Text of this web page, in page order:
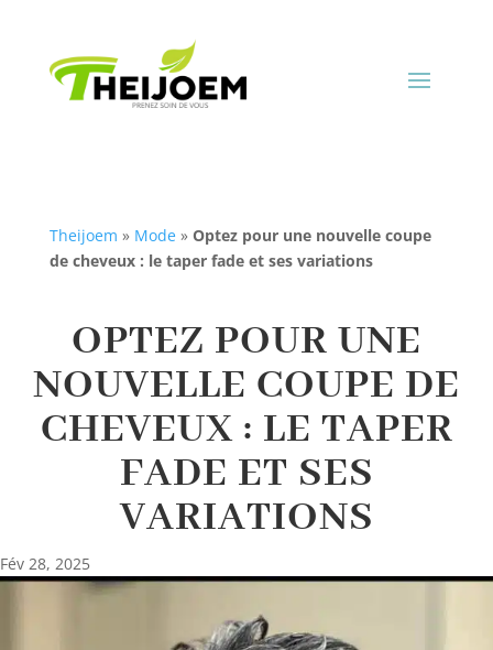
Theijoem » Mode» Optez pour une nouvelle coupe
de cheveux : le taper fade et ses variations
OPTEZ POUR UNE
NOUVELLE COUPE DE
CHEVEUX : LE TAPER
FADE ET SES
VARIATIONS
Fév 28, 2025